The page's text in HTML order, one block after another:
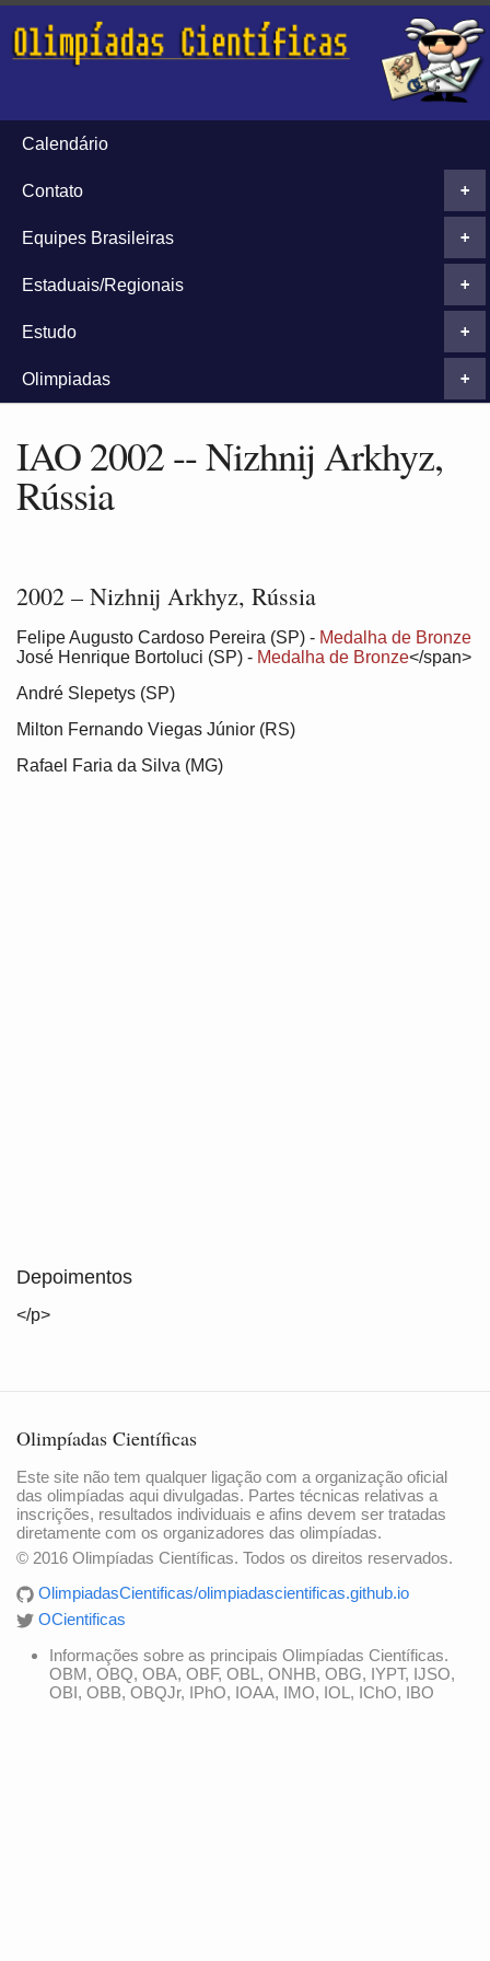
Calendário
+
Contato
+
Equipes Brasileiras
+
Estaduais/Regionais
+
Estudo
+
Olimpiadas
IAO 2002 -- Nizhnij Arkhyz,
Rússia
2002 – Nizhnij Arkhyz, Rússia
Felipe Augusto Cardoso Pereira (SP) - Medalha de Bronze
José Henrique Bortoluci (SP) - Medalha de Bronze</span>
André Slepetys (SP)
Milton Fernando Viegas Júnior (RS)
Rafael Faria da Silva (MG)
Depoimentos
</p>
Olimpíadas Científicas
Este site não tem qualquer ligação com a organização oficial
das olimpíadas aqui divulgadas. Partes técnicas relativas a
inscrições, resultados individuais e afins devem ser tratadas
diretamente com os organizadores das olimpíadas.
© 2016 Olimpíadas Científicas. Todos os direitos reservados.
OlimpiadasCientificas/olimpiadascientificas.github.io
OCientificas
Informações sobre as principais Olimpíadas Científicas.
OBM, OBQ, OBA, OBF, OBL, ONHB, OBG, IYPT, IJSO,
OBI, OBB, OBQJr, IPhO, IOAA, IMO, IOL, IChO, IBO